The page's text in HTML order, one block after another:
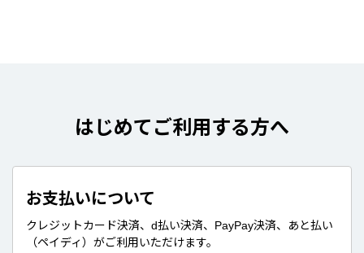
はじめてご利用する方へ
お支払いについて
クレジットカード決済、d払い決済、PayPay決済、あと払い
（ペイディ）がご利用いただけます。